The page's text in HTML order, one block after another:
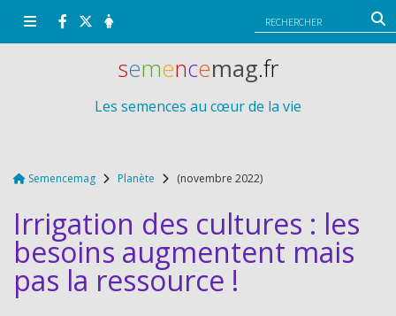
Semencemag Planète (novembre 2022)
Irrigation des cultures : les
besoins augmentent mais
pas la ressource !
semencemag.fr
Les semences au cœur de la vie
Panneau de gestion des cookies